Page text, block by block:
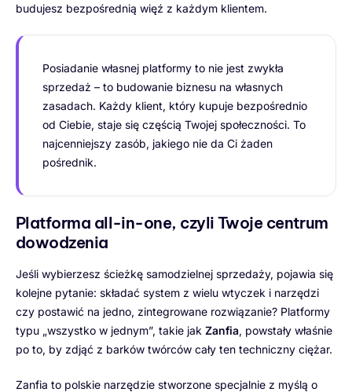
budujesz bezpośrednią więź z każdym klientem.
Posiadanie własnej platformy to nie jest zwykła
sprzedaż – to budowanie biznesu na własnych
zasadach. Każdy klient, który kupuje bezpośrednio
od Ciebie, staje się częścią Twojej społeczności. To
najcenniejszy zasób, jakiego nie da Ci żaden
pośrednik.
Platforma all-in-one, czyli Twoje centrum
dowodzenia
Jeśli wybierzesz ścieżkę samodzielnej sprzedaży, pojawia się
kolejne pytanie: składać system z wielu wtyczek i narzędzi
czy postawić na jedno, zintegrowane rozwiązanie? Platformy
typu „wszystko w jednym”, takie jak Zanfia, powstały właśnie
po to, by zdjąć z barków twórców cały ten techniczny ciężar.
Zanfia to polskie narzędzie stworzone specjalnie z myślą o